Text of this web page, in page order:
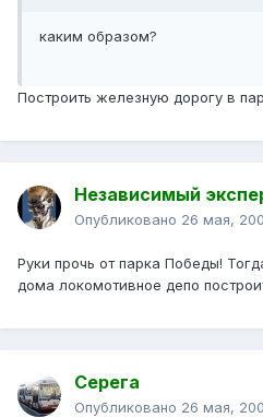
каким образом?
Построить железную дорогу в
Независимый
Опубликовано 26 мая,
Руки прочь от парка Победы!
дома локомотивное депо
Серега
Опубликовано 26 мая,